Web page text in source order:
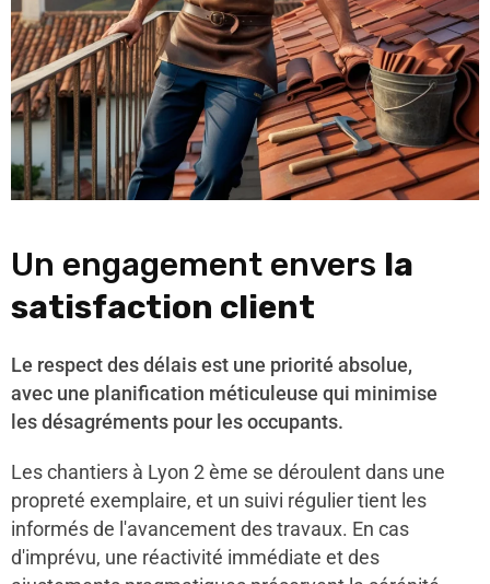
Un engagement envers la
satisfaction client
Le respect des délais est une priorité absolue,
avec une planification méticuleuse qui minimise
les désagréments pour les occupants.
Les chantiers à Lyon 2 ème se déroulent dans une
propreté exemplaire, et un suivi régulier tient les
informés de l'avancement des travaux. En cas
d'imprévu, une réactivité immédiate et des